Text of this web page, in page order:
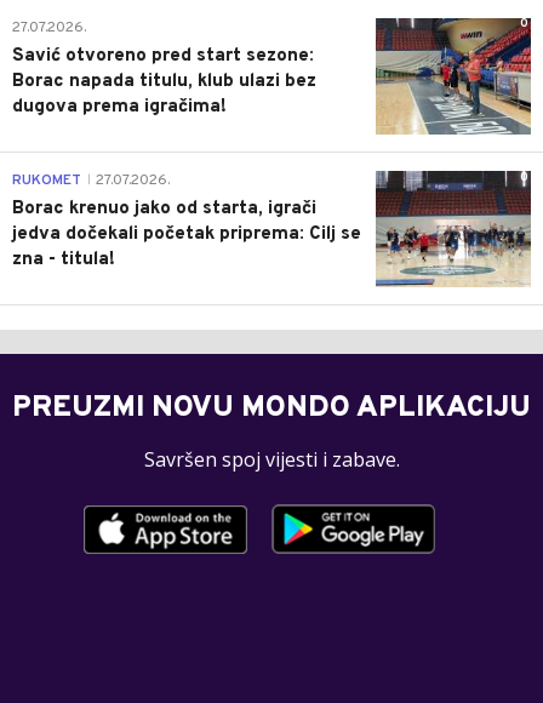
0
27.07.2026.
Savić otvoreno pred start sezone:
Borac napada titulu, klub ulazi bez
dugova prema igračima!
0
RUKOMET 27.07.2026.
Borac krenuo jako od starta, igrači
jedva dočekali početak priprema: Cilj se
zna - titula!
PREUZMI NOVU MONDO APLIKACIJU
Savršen spoj vijesti i zabave.